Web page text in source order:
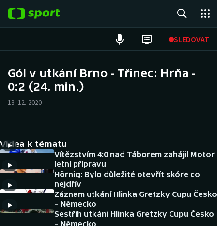
SLEDOVAT
Hokej
Cyklistika
DALŠÍ SPORTY
Americký fotbal
Baseball a softbal
NEPŘEHLÉDNĚTE
Gól v utkání Brno - Třinec: Hrňa -
0:2 (24. min.)
13. 12. 2020
Videa k tématu
Vítězstvím 4:0 nad Táborem zahájil Motor
letní přípravu
Hörnig: Bylo důležité otevřít skóre co
nejdřív
Záznam utkání Hlinka Gretzky Cupu Česko
– Německo
Sestřih utkání Hlinka Gretzky Cupu Česko
– Německo